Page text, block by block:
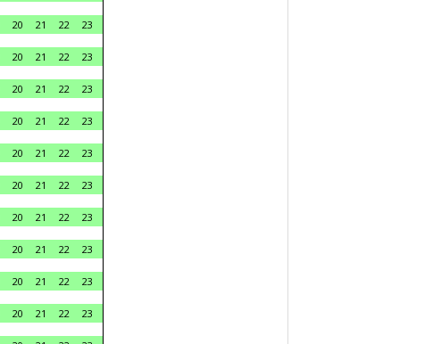
20 21 22
23
20 21 22
23
20 21 22
23
20 21 22
23
20 21 22
23
20 21 22
23
20 21 22
23
20 21 22
23
20 21 22
23
20 21 22
23